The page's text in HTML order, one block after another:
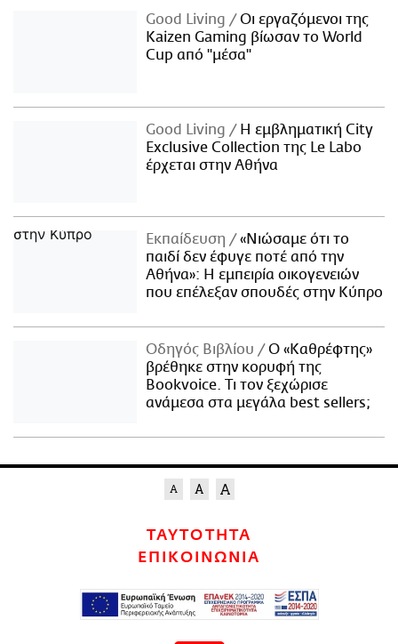
Good Living
Οι εργαζόμενοι της
Kaizen Gaming βίωσαν το World
Cup από "μέσα"
Good Living
Η εμβληματική City
Exclusive Collection της Le Labo
έρχεται στην Αθήνα
Εκπαίδευση
«Νιώσαμε ότι το
παιδί δεν έφυγε ποτέ από την
Αθήνα»: Η εμπειρία οικογενειών
που επέλεξαν σπουδές στην Κύπρο
Οδηγός Βιβλίου
Ο «Καθρέφτης»
βρέθηκε στην κορυφή της
Bookvoice. Τι τον ξεχώρισε
ανάμεσα στα μεγάλα best sellers;
ΤΑΥΤΟΤΗΤΑ
ΕΠΙΚΟΙΝΩΝΙΑ